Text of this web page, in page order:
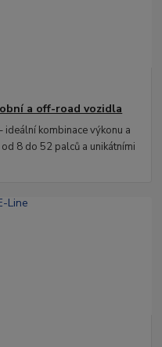
a off-road vozidla
kombinace výkonu a
8 do 52 palců a unikátními